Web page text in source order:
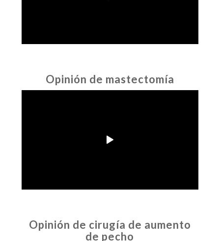
Opinión de mastectomía
Opinión de cirugía de aumento
de pecho